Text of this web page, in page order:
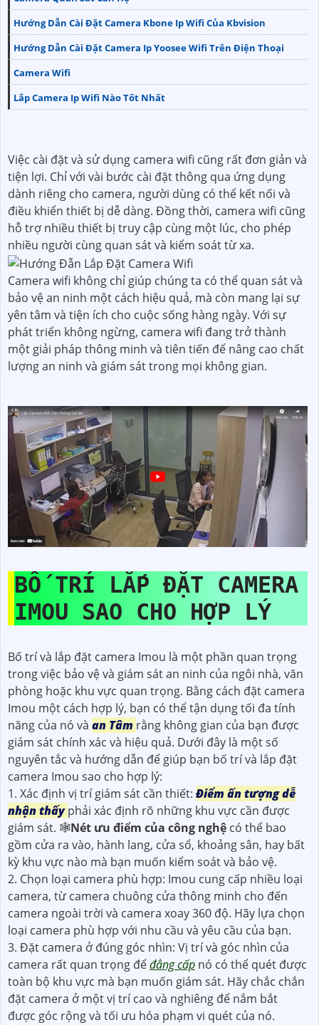
Hướng Dẫn Cài Đặt Camera Kbone Ip Wifi Của Kbvision
Hướng Dẫn Cài Đặt Camera Ip Yoosee Wifi Trên Điện Thoại
Camera Wifi
Lắp Camera Ip Wifi Nào Tốt Nhất
Việc cài đặt và sử dụng camera wifi cũng rất đơn giản và
tiện lợi. Chỉ với vài bước cài đặt thông qua ứng dụng
dành riêng cho camera, người dùng có thể kết nối và
điều khiển thiết bị dễ dàng. Đồng thời, camera wifi cũng
hỗ trợ nhiều thiết bị truy cập cùng một lúc, cho phép
nhiều người cùng quan sát và kiểm soát từ xa.
Camera wifi không chỉ giúp chúng ta có thể quan sát và
bảo vệ an ninh một cách hiệu quả, mà còn mang lại sự
yên tâm và tiện ích cho cuộc sống hàng ngày. Với sự
phát triển không ngừng, camera wifi đang trở thành
một giải pháp thông minh và tiên tiến để nâng cao chất
lượng an ninh và giám sát trong mọi không gian.
BỐ TRÍ LẮP ĐẶT CAMERA
IMOU SAO CHO HỢP LÝ
Bố trí và lắp đặt camera Imou là một phần quan trọng
trong việc bảo vệ và giám sát an ninh của ngôi nhà, văn
phòng hoặc khu vực quan trọng. Bằng cách đặt camera
Imou một cách hợp lý, bạn có thể tận dụng tối đa tính
năng của nó và an Tâm rằng không gian của bạn được
giám sát chính xác và hiệu quả. Dưới đây là một số
nguyên tắc và hướng dẫn để giúp bạn bố trí và lắp đặt
camera Imou sao cho hợp lý:
1. Xác định vị trí giám sát cần thiết: Điểm ấn tượng dễ
nhận thấyphải xác định rõ những khu vực cần được
giám sát. 🕸Nét ưu điểm của công nghệ có thể bao
gồm cửa ra vào, hành lang, cửa sổ, khoảng sân, hay bất
kỳ khu vực nào mà bạn muốn kiểm soát và bảo vệ.
2. Chọn loại camera phù hợp: Imou cung cấp nhiều loại
camera, từ camera chuông cửa thông minh cho đến
camera ngoài trời và camera xoay 360 độ. Hãy lựa chọn
loại camera phù hợp với nhu cầu và yêu cầu của bạn.
3. Đặt camera ở đúng góc nhìn: Vị trí và góc nhìn của
camera rất quan trọng đểđẳng cấp nó có thể quét được
toàn bộ khu vực mà bạn muốn giám sát. Hãy chắc chắn
đặt camera ở một vị trí cao và nghiêng để nắm bắt
được góc rộng và tối ưu hóa phạm vi quét của nó.